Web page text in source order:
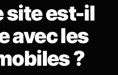
site est-il
avec les
?